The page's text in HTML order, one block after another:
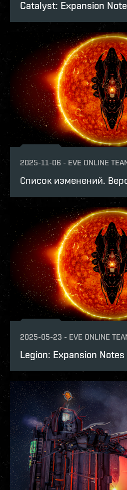
Catalyst: Expansion
2025-11-06 - EVE ONLINE
Список изменений.
2025-05-23 - EVE ONLINE
Legion: Expansion Notes